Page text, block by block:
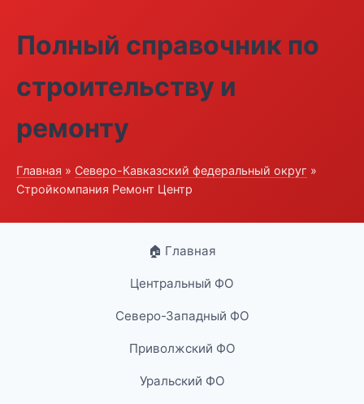
Полный справочник по
строительству и
ремонту
Главная » Северо-Кавказский федеральный округ »
Стройкомпания Ремонт Центр
🏠 Главная
Центральный ФО
Северо-Западный ФО
Приволжский ФО
Уральский ФО